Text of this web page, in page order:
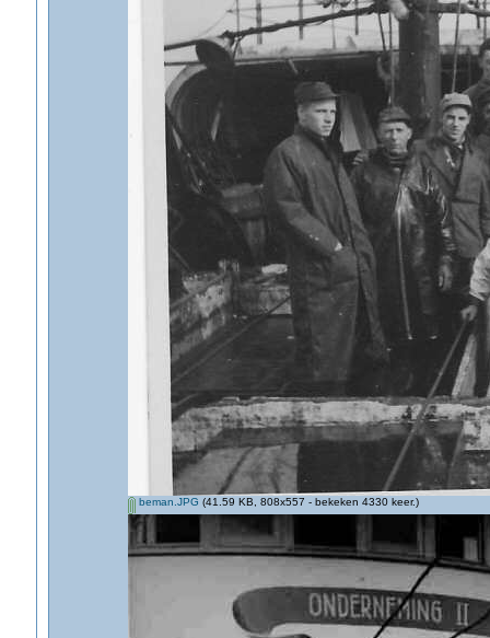
beman.JPG (41.59 KB, 808x557 - bekeken 4330 keer.)